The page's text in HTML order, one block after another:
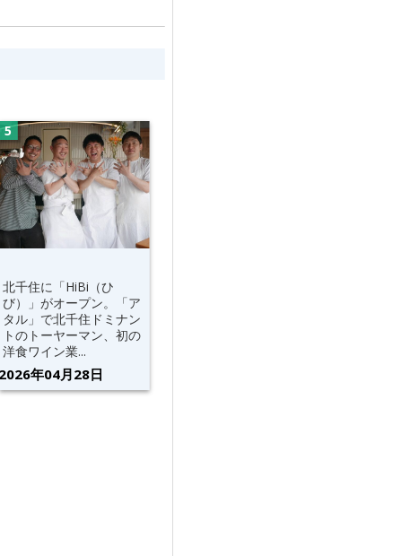
北千住に「HiBi（ひ
び）」がオープン。「ア
タル」で北千住ドミナン
トのトーヤーマン、初の
洋食ワイン業...
年04月28日